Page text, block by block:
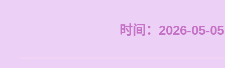
时间：2026-05-